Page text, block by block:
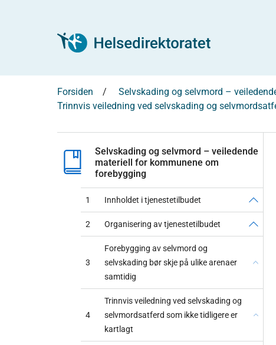
Forsiden
Selvskading og selvmord –
Trinnvis veiledning ved selvskading og
Selvskading og selvmord – veiledende
materiell for kommunene om
forebygging
1 Innholdet i tjenestetilbudet
2 Organisering av tjenestetilbudet
3
Forebygging av selvmord og
selvskading bør skje på ulike arenaer
samtidig
4
Trinnvis veiledning ved selvskading og
selvmordsatferd som ikke tidligere er
kartlagt